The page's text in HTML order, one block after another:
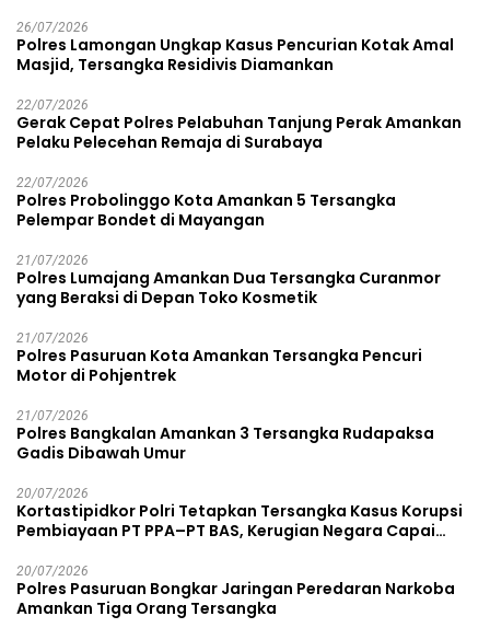
26/07/2026
Polres Lamongan Ungkap Kasus Pencurian Kotak Amal
Masjid, Tersangka Residivis Diamankan
22/07/2026
Gerak Cepat Polres Pelabuhan Tanjung Perak Amankan
Pelaku Pelecehan Remaja di Surabaya
22/07/2026
Polres Probolinggo Kota Amankan 5 Tersangka
Pelempar Bondet di Mayangan
21/07/2026
Polres Lumajang Amankan Dua Tersangka Curanmor
yang Beraksi di Depan Toko Kosmetik
21/07/2026
Polres Pasuruan Kota Amankan Tersangka Pencuri
Motor di Pohjentrek
21/07/2026
Polres Bangkalan Amankan 3 Tersangka Rudapaksa
Gadis Dibawah Umur
20/07/2026
Kortastipidkor Polri Tetapkan Tersangka Kasus Korupsi
Pembiayaan PT PPA–PT BAS, Kerugian Negara Capai
20/07/2026
Polres Pasuruan Bongkar Jaringan Peredaran Narkoba
Amankan Tiga Orang Tersangka